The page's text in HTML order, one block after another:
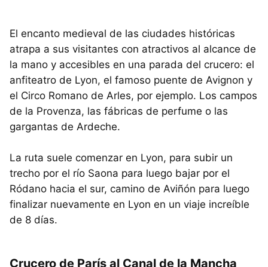
El encanto medieval de las ciudades históricas
atrapa a sus visitantes con atractivos al alcance de
la mano y accesibles en una parada del crucero: el
anfiteatro de Lyon, el famoso puente de Avignon y
el Circo Romano de Arles, por ejemplo. Los campos
de la Provenza, las fábricas de perfume o las
gargantas de Ardeche.
La ruta suele comenzar en Lyon, para subir un
trecho por el río Saona para luego bajar por el
Ródano hacia el sur, camino de Aviñón para luego
finalizar nuevamente en Lyon en un viaje increíble
de 8 días.
Crucero de París al Canal de la Mancha